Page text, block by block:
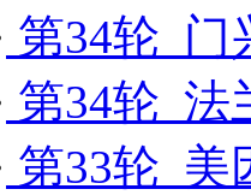
第34轮 门
第34轮 法
第33轮 美